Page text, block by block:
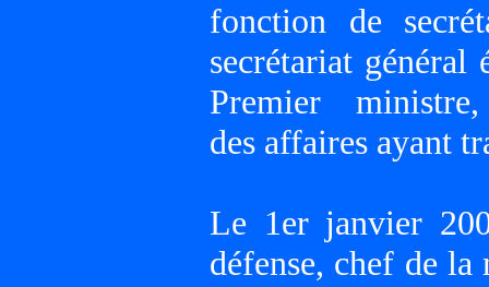
fonction de
secrétariat général
Premier ministre,
des affaires ayant
Le 1er janvier
défense, chef de